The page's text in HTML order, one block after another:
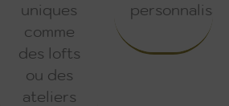
uniques
comme
des lofts
ou des
ateliers